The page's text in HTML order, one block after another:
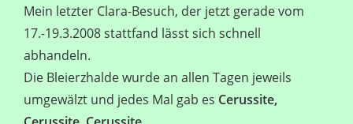
Mein letzter Clara-Besuch, der jetzt gerade vom
17.-19.3.2008 stattfand lässt sich schnell
abhandeln.
Die Bleierzhalde wurde an allen Tagen jeweils
umgewälzt und jedes Mal gab es Cerussite,